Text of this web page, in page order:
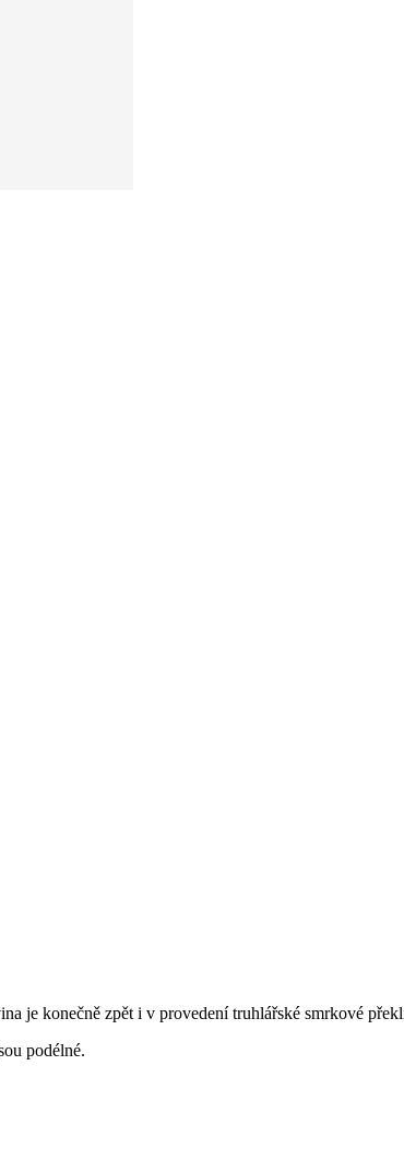
je konečně zpět i v provedení truhlářské smrkové
podélné.